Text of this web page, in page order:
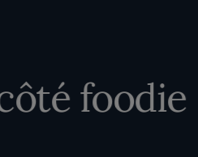
foodie